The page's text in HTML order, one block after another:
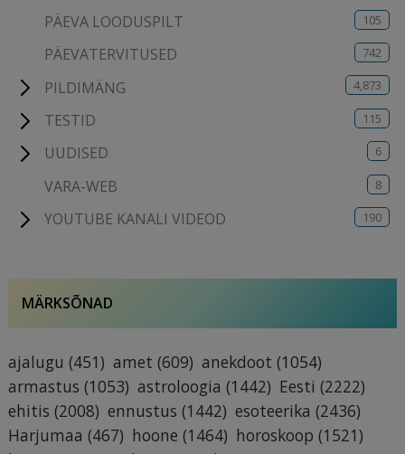
PÄEVA LOODUSPILT 105
PÄEVATERVITUSED 742
PILDIMÄNG 4,873
TESTID 115
UUDISED 6
VARA-WEB 8
YOUTUBE KANALI VIDEOD 190
MÄRKSÕNAD
ajalugu (451) amet (609) anekdoot (1054)
armastus (1053) astroloogia (1442) Eesti (2222)
ehitis (2008) ennustus (1442) esoteerika (2436)
Harjumaa (467) hoone (1464) horoskoop (1521)